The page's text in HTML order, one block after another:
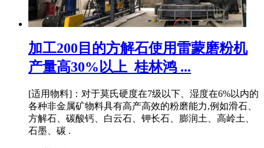
加工200目的方解石使用雷蒙磨粉机
产量高30%以上_桂林鸿 ...
[适用物料]：对于莫氏硬度在7级以下、湿度在6%以内的
各种非金属矿物料具有高产高效的粉磨能力,例如滑石、
方解石、碳酸钙、白云石、钾长石、膨润土、高岭土、
石墨、碳 .